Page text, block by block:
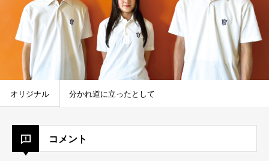
オリジナル 分かれ道に立ったとして
コメント